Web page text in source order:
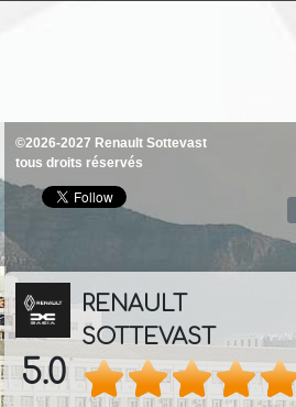
©2026-2027 Renault Sottevast
tous droits réservés
5.0
RENAULT
SOTTEVAST